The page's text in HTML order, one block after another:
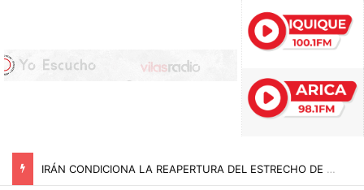
IRÁN CONDICIONA LA REAPERTURA DEL ESTRECHO DE ORMUZ Y EXIGE A ESTADOS UNIDOS EL FIN DEL BLOQUEO Y REPARACIONES DE GUERRA